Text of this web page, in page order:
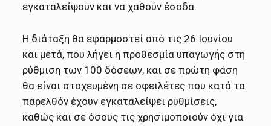
εγκαταλείψουν και να χαθούν έσοδα.
Η διάταξη θα εφαρμοστεί από τις 26 Ιουνίου
και μετά, που λήγει η προθεσμία υπαγωγής στη
ρύθμιση των 100 δόσεων, και σε πρώτη φάση
θα είναι στοχευμένη σε οφειλέτες που κατά τα
παρελθόν έχουν εγκαταλείψει ρυθμίσεις,
καθώς και σε όσους τις χρησιμοποιούν όχι για